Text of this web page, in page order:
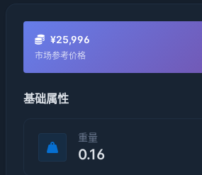
¥25,996
市场参考价格
基础属性
重量
0.16